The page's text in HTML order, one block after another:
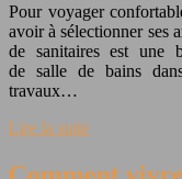
Pour voyager
avoir à sélectionner ses
de sanitaires est une
de salle de bains
travaux…
Lire la suite